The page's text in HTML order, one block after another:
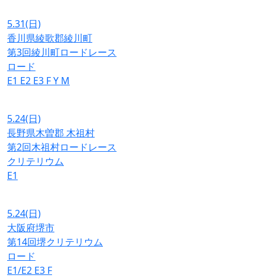
5.31(日)
香川県綾歌郡綾川町
第3回綾川町ロードレース
ロード
E1 E2 E3 FY M
5.24(日)
長野県木曽郡 木祖村
第2回木祖村ロードレース
クリテリウム
E1
5.24(日)
大阪府堺市
第14回堺クリテリウム
ロード
E1/E2 E3 F